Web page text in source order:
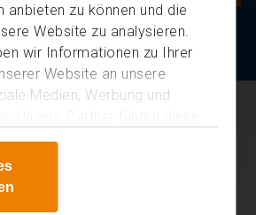
anbieten zu können und die
Website zu analysieren.
wir Informationen zu Ihrer
Website an unsere
Medien, Werbung und
Unsere Partner führen diese
mit weiteren
die Sie ihnen bereitgestellt
sie im Rahmen Ihrer Nutzung
gehen sie zurStellenübersicht
Datenschutz